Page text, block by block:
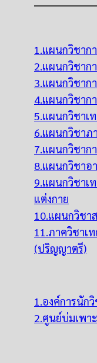
1.แผนกวิชาก
2.แผนกวิชาก
3.แผนกวิชาก
4.แผนกวิชาก
5.แผนกวิชาเ
6.แผนกวิชาภ
7.แผนกวิชาก
8.แผนกวิชาอ
9.แผนกวิชาเ
แต่งกาย
10.แผนกวิชา
11.ภาควิชาเ
(ปริญญาตรี)
1.องค์การนัก
2.ศูนย์บ่มเพา